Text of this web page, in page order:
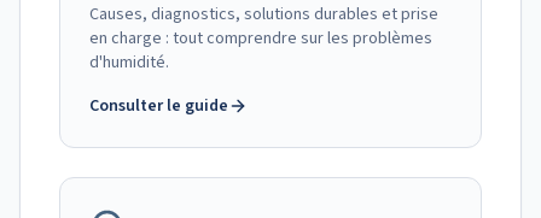
Causes, diagnostics, solutions durables et prise
en charge : tout comprendre sur les problèmes
d'humidité.
Consulter le guide